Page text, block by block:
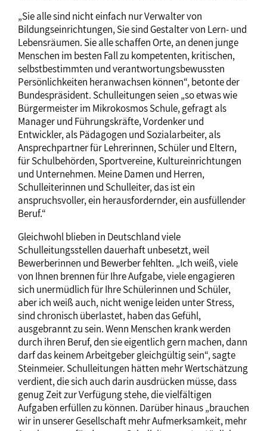
„Sie alle sind nicht einfach nur Verwalter von
Bildungseinrichtungen, Sie sind Gestalter von Lern- und
Lebensräumen. Sie alle schaffen Orte, an denen junge
Menschen im besten Fall zu kompetenten, kritischen,
selbstbestimmten und verantwortungsbewussten
Persönlichkeiten heranwachsen können“, betonte der
Bundespräsident. Schulleitungen seien „so etwas wie
Bürgermeister im Mikrokosmos Schule, gefragt als
Manager und Führungskräfte, Vordenker und
Entwickler, als Pädagogen und Sozialarbeiter, als
Ansprechpartner für Lehrerinnen, Schüler und Eltern,
für Schulbehörden, Sportvereine, Kultureinrichtungen
und Unternehmen. Meine Damen und Herren,
Schulleiterinnen und Schulleiter, das ist ein
anspruchsvoller, ein herausfordernder, ein ausfüllender
Beruf.“
Gleichwohl blieben in Deutschland viele
Schulleitungsstellen dauerhaft unbesetzt, weil
Bewerberinnen und Bewerber fehlten. „Ich weiß, viele
von Ihnen brennen für Ihre Aufgabe, viele engagieren
sich unermüdlich für Ihre Schülerinnen und Schüler,
aber ich weiß auch, nicht wenige leiden unter Stress,
sind chronisch überlastet, haben das Gefühl,
ausgebrannt zu sein. Wenn Menschen krank werden
durch ihren Beruf, den sie eigentlich gern machen, dann
darf das keinem Arbeitgeber gleichgültig sein“, sagte
Steinmeier. Schulleitungen hätten mehr Wertschätzung
verdient, die sich auch darin ausdrücken müsse, dass
genug Zeit zur Verfügung stehe, die vielfältigen
Aufgaben erfüllen zu können. Darüber hinaus „brauchen
wir in unserer Gesellschaft mehr Aufmerksamkeit, mehr